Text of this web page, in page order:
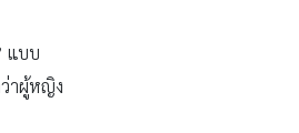
แบบ
าผู้หญิง